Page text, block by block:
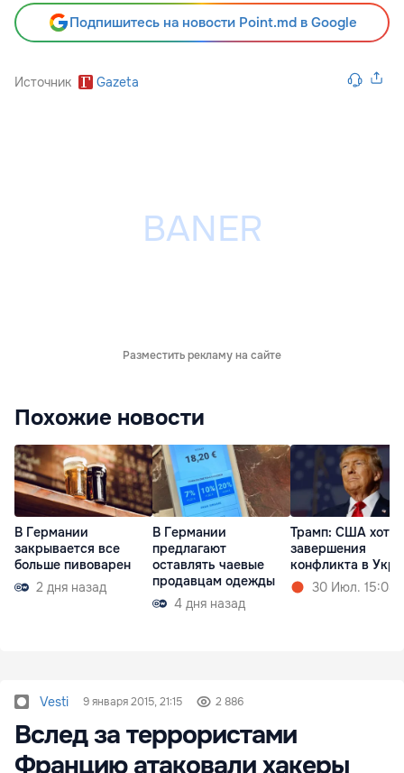
Подпишитесь на новости Point.md в Google
Источник Gazeta
Разместить рекламу на сайте
Похожие новости
В Германии
закрывается все
больше пивоварен
2 дня назад
В Германии
предлагают
оставлять чаевые
продавцам одежды
4 дня назад
Трамп: США хотят
завершения
конфликта в
30 Июл. 15:08
Vesti 9 января 2015, 21:15 2 886
Вслед за террористами
Францию атаковали хакеры